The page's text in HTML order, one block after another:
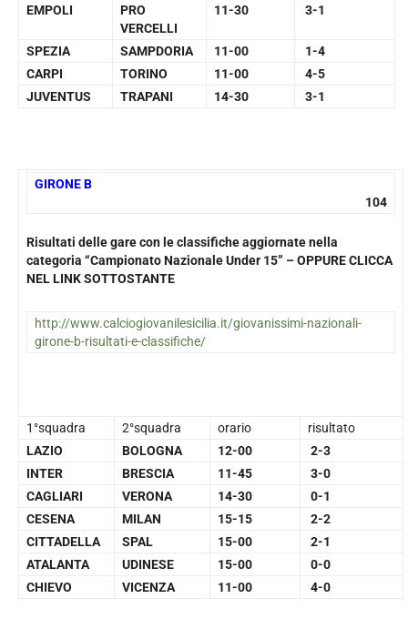
EMPOLI
PRO
VERCELLI
11-30 3-1
SPEZIA SAMPDORIA 11-00
1-4
CARPI
TORINO 11-00
4-5
JUVENTUS
TRAPANI 14-30 3-1
GIRONE B
104
Risultati delle gare con le classifiche aggiornate nella
categoria “Campionato Nazionale Under 15” – OPPURE CLICCA
NEL LINK SOTTOSTANTE
http://www.calciogiovanilesicilia.it/giovanissimi-nazionali-
girone-b-risultati-e-classifiche/
1°squadra 2°squadra orario
risultato
LAZIO
BOLOGNA 12-00
2-3
INTER
BRESCIA 11-45
3-0
CAGLIARI
VERONA 14-30
0-1
CESENA
MILAN 15-15
2-2
CITTADELLA
SPAL 15-00
2-1
ATALANTA
UDINESE 15-00
0-0
CHIEVO
VICENZA 11-00 4-0